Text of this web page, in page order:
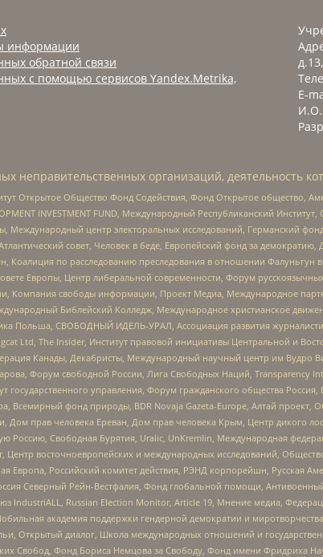
информации
обратной связи
с помощью сервисов Yandex.Metrika,
E-
И.О.
неправительственных организаций, деятельность
Открытое Общество Фонд Содействия, Фонд Открытое общество,
INVESTMENT FUND, Международный Республиканский
Международный центр электоральных исследований, Германский
совет, Человек в беде, Европейский фонд за
Коалиция по расследованию преследования в отношении Фалуньгун
Европы, Центр либеральной современности, Форум
Компания свободы информации, Проект Медиа, Международное
Библейский Колледж, Международное христианское
Польша, СВОБОДНЫЙ ИДЕЛЬ-УРАЛ, Ассоциация развития
Ltd, The Insider, Институт правовой инициативы Центральной и
Канады, Декабристы, Международный научный центр им Вудро
Форум свободной России, Лига Свободных Наций, Transparеncy
государственного управления, Форум гражданского общества
Всемирный фонд природы, BDR Novaja Gazeta-Europe, Алтай
Дом прав человека Ереван, Дом прав человека Крым, Центр дикого
Россию, Свободная Бурятия, Uralic, UnKremlin, Международная
Центр восточноевропейских и международных исследований,
Европа, Российский комитет действия, РЭНД корпорейшн, Русская
Северный Рейн-Вестфалия, Фонд глобальной помощи,
IndustriALL, Russian Election Monitor, Article 19, Мнение медиа,
академия поддержки гендерной демократии и
Открытый диалог, Школа международных отношений и
Свобод, Фонд Бориса Немцова за Свободу, Фонд имени Фридриха